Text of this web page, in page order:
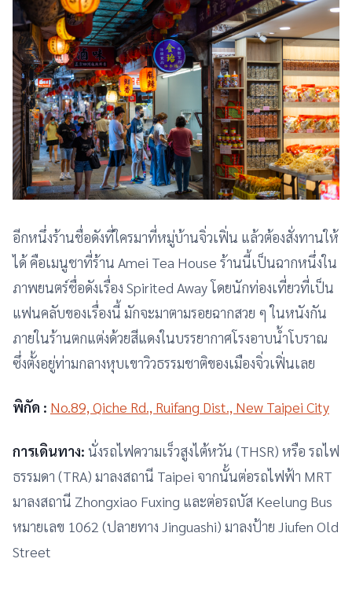
อีกหนึ่งร้านชื่อดังที่ใครมาที่หมู่บ้านจิ่วเฟิ่น แล้วต้องสั่งทานให้
ได้ คือเมนูชาที่ร้าน Amei Tea House ร้านนี้เป็นฉากหนึ่งใน
ภาพยนตร์ชื่อดังเรื่อง Spirited Away โดยนักท่องเที่ยวที่เป็น
แฟนคลับของเรื่องนี้ มักจะมาตามรอยฉากสวย ๆ ในหนังกัน
ภายในร้านตกแต่งด้วยสีแดงในบรรยากาศโรงอาบน้ำโบราณ
ซึ่งตั้งอยู่ท่ามกลางหุบเขาวิวธรรมชาติของเมืองจิ่วเฟิ่นเลย
พิกัด : No.89, Qiche Rd., Ruifang Dist., New Taipei City
การเดินทาง: นั่งรถไฟความเร็วสูงไต้หวัน (THSR) หรือ รถไฟ
ธรรมดา (TRA) มาลงสถานี Taipei จากนั้นต่อรถไฟฟ้า MRT
มาลงสถานี Zhongxiao Fuxing และต่อรถบัส Keelung Bus
หมายเลข 1062 (ปลายทาง Jinguashi) มาลงป้าย Jiufen Old
Street